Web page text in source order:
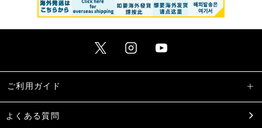
ご利用ガイド
よくある質問